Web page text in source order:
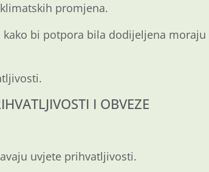
promjena.
bi potpora bila dodijeljena moraju
I OBVEZE
uvjete prihvatljivosti.